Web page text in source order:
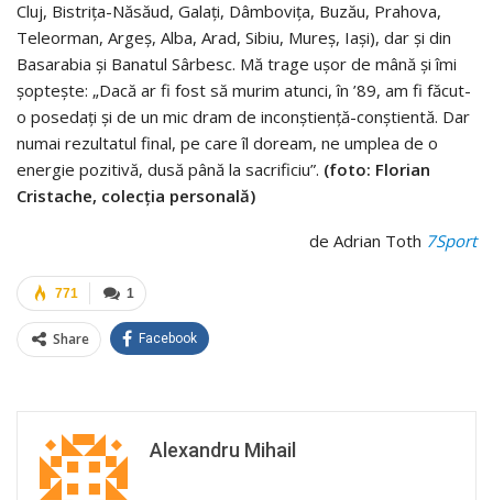
Cluj, Bistriţa-Năsăud, Galaţi, Dâmboviţa, Buzău, Prahova,
Teleorman, Argeş, Alba, Arad, Sibiu, Mureş, Iaşi), dar şi din
Basarabia şi Banatul Sârbesc. Mă trage ușor de mână și îmi
șoptește: „Dacă ar fi fost să murim atunci, în ’89, am fi făcut-
o posedați și de un mic dram de inconștiență-conștientă. Dar
numai rezultatul final, pe care îl doream, ne umplea de o
energie pozitivă, dusă până la sacrificiu”. (foto: Florian
Cristache, colecția personală)
de Adrian Toth 7Sport
1
771
Share Facebook
Alexandru Mihail